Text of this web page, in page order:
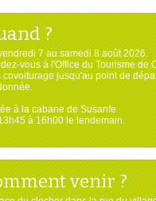
?
7 au samedi 8 août 2026.
vous à l'Office du Tourisme de
covoiturage jusqu'au point de
à la cabane de Susanfe
à 16h00 le lendemain.
venir ?